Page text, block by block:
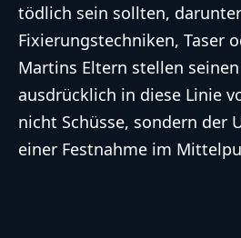
tödlich sein sollten,
Fixierungstechniken, Taser
Martins Eltern stellen
ausdrücklich in diese Linie
nicht Schüsse, sondern der
einer Festnahme im